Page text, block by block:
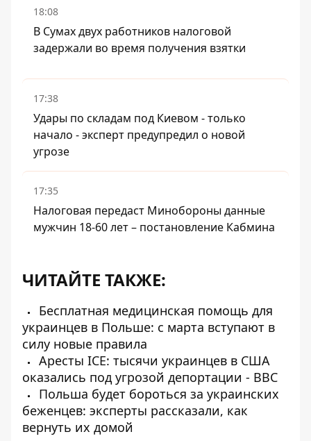
18:08
В Сумах двух работников налоговой
задержали во время получения взятки
17:38
Удары по складам под Киевом - только
начало - эксперт предупредил о новой
угрозе
17:35
Налоговая передаст Минобороны данные
мужчин 18-60 лет – постановление Кабмина
ЧИТАЙТЕ ТАКЖЕ:
Бесплатная медицинская помощь для
украинцев в Польше: с марта вступают в
силу новые правила
Аресты ICE: тысячи украинцев в США
оказались под угрозой депортации - BBC
Польша будет бороться за украинских
беженцев: эксперты рассказали, как
вернуть их домой